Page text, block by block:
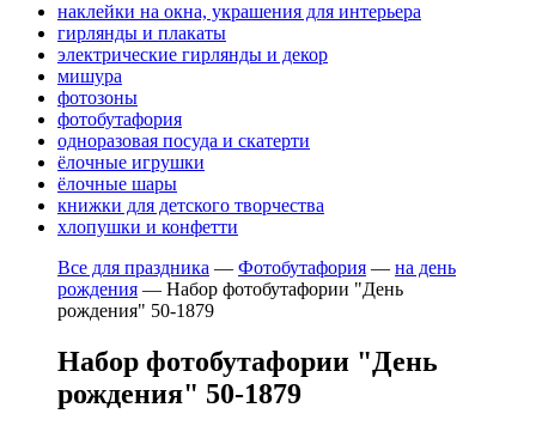
наклейки на окна, украшения для интерьера
гирлянды и плакаты
электрические гирлянды и декор
мишура
фотозоны
фотобутафория
одноразовая посуда и скатерти
ёлочные игрушки
ёлочные шары
книжки для детского творчества
хлопушки и конфетти
Все для праздника — Фотобутафория — на день
рождения — Набор фотобутафории "День
рождения" 50-1879
Набор фотобутафории "День
рождения" 50-1879